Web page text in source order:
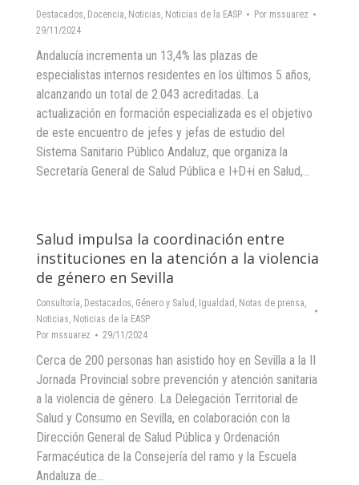
Destacados, Docencia, Noticias, Noticias de la EASP Por mssuarez
29/11/2024
Andalucía incrementa un 13,4% las plazas de
especialistas internos residentes en los últimos 5 años,
alcanzando un total de 2.043 acreditadas. La
actualización en formación especializada es el objetivo
de este encuentro de jefes y jefas de estudio del
Sistema Sanitario Público Andaluz, que organiza la
Secretaría General de Salud Pública e I+D+i en Salud,…
Salud impulsa la coordinación entre
instituciones en la atención a la violencia
de género en Sevilla
Consultoría, Destacados, Género y Salud , Igualdad , Notas de prensa,
Noticias, Noticias de la EASP
Por mssuarez 29/11/2024
Cerca de 200 personas han asistido hoy en Sevilla a la II
Jornada Provincial sobre prevención y atención sanitaria
a la violencia de género. La Delegación Territorial de
Salud y Consumo en Sevilla, en colaboración con la
Dirección General de Salud Pública y Ordenación
Farmacéutica de la Consejería del ramo y la Escuela
Andaluza de…